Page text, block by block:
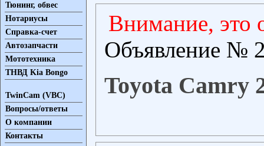
Тюнинг, обвес
Нотариусы
Справка-счет
Автозапчасти
Мототехника
ТНВД Kia Bongo
TwinCam (VBC)
Вопросы/ответы
О компании
Контакты
Внимание, это
Объявление №
Toyota Camry